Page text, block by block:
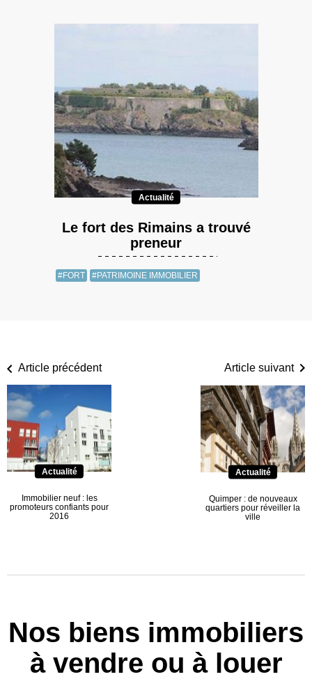
Actualité
Le fort des Rimains a trouvé
preneur
#FORT #PATRIMOINE IMMOBILIER
Article précédent
Actualité
Immobilier neuf : les
promoteurs confiants pour
2016
Article suivant
Actualité
Quimper : de nouveaux
quartiers pour réveiller la
ville
Nos biens immobiliers
à vendre ou à louer